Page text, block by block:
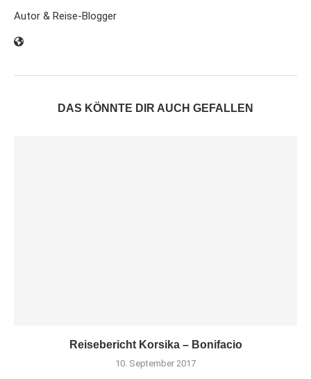
Autor & Reise-Blogger
DAS KÖNNTE DIR AUCH GEFALLEN
Reisebericht Korsika – Bonifacio
10. September 2017